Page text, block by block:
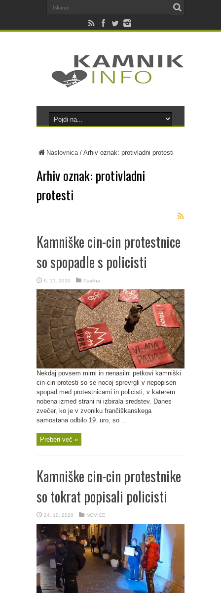
Naslovnica/ Arhiv oznak: protivladni protesti
Arhiv oznak: protivladni
protesti
Kamniške cin-cin protestnice
so spopadle s policisti
6. 11. 2020 Pavliha
Nekdaj povsem mirni in nenasilni petkovi kamniški
cin-cin protesti so se nocoj sprevrgli v nepopisen
spopad med protestnicami in policisti, v katerem
nobena izmed strani ni izbirala sredstev. Danes
zvečer, ko je v zvoniku frančiškanskega
samostana odbilo 19. uro, so ...
Preberi več »
Kamniške cin-cin protestnike
so tokrat popisali policisti
24. 10. 2020 NOVICE